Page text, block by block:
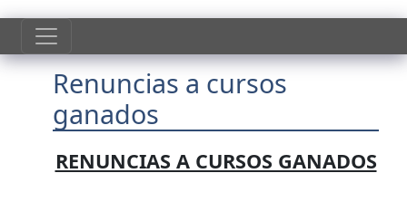
Renuncias a cursos
ganados
RENUNCIAS A CURSOS GANADOS